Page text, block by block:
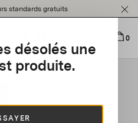
standards gratuits
0
désolés une
produite.
slides. Activate any of